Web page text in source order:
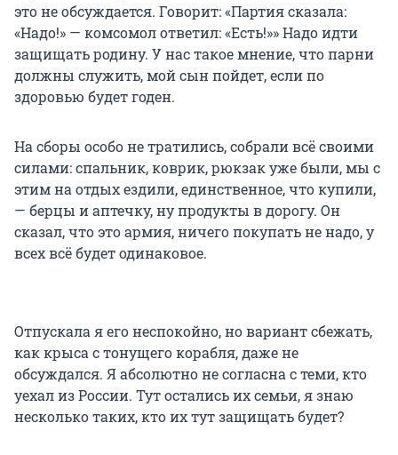
это не обсуждается. Говорит: «Партия сказала:
«Надо!» — комсомол ответил: «Есть!»» Надо идти
защищать родину. У нас такое мнение, что парни
должны служить, мой сын пойдет, если по
здоровью будет годен.
На сборы особо не тратились, собрали всё своими
силами: спальник, коврик, рюкзак уже были, мы с
этим на отдых ездили, единственное, что купили,
— берцы и аптечку, ну продукты в дорогу. Он
сказал, что это армия, ничего покупать не надо, у
всех всё будет одинаковое.
Отпускала я его неспокойно, но вариант сбежать,
как крыса с тонущего корабля, даже не
обсуждался. Я абсолютно не согласна с теми, кто
уехал из России. Тут остались их семьи, я знаю
несколько таких, кто их тут защищать будет?